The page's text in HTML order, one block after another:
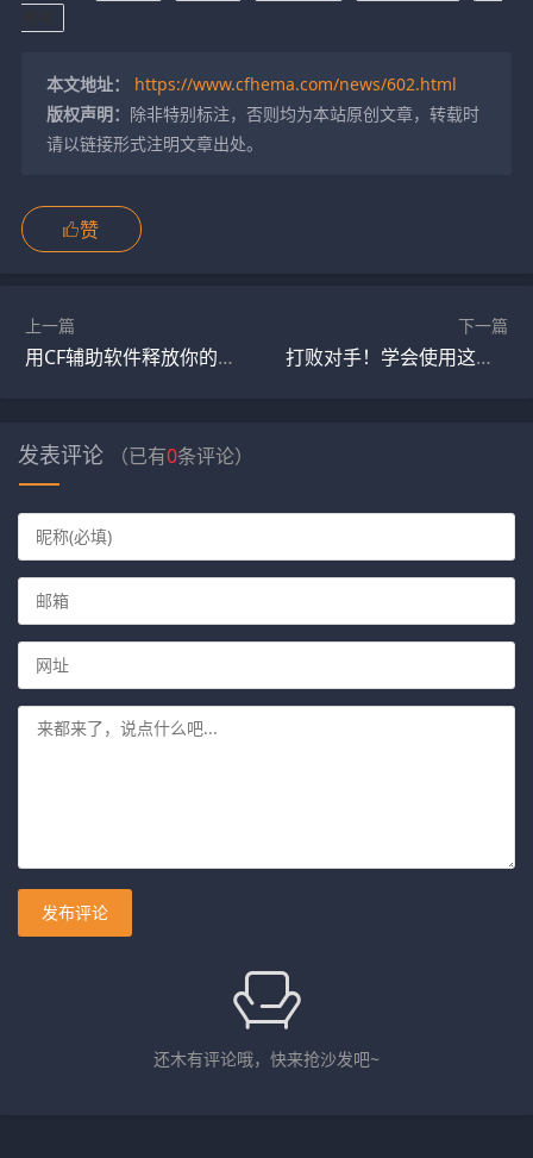
本文地址：
https://www.cfhema.com/news/602.html
版权声明： 除非特别标注，否则均为本站原创文章，转载时
请以链接形式注明文章出处。
赞
上一篇
用CF辅助软件释放你的激情和热情吧！
下一篇
打败对手！学会使用这些CF辅助软件提高你的胜率
发表评论 （已有0条评论）
发布评论
还木有评论哦，快来抢沙发吧~